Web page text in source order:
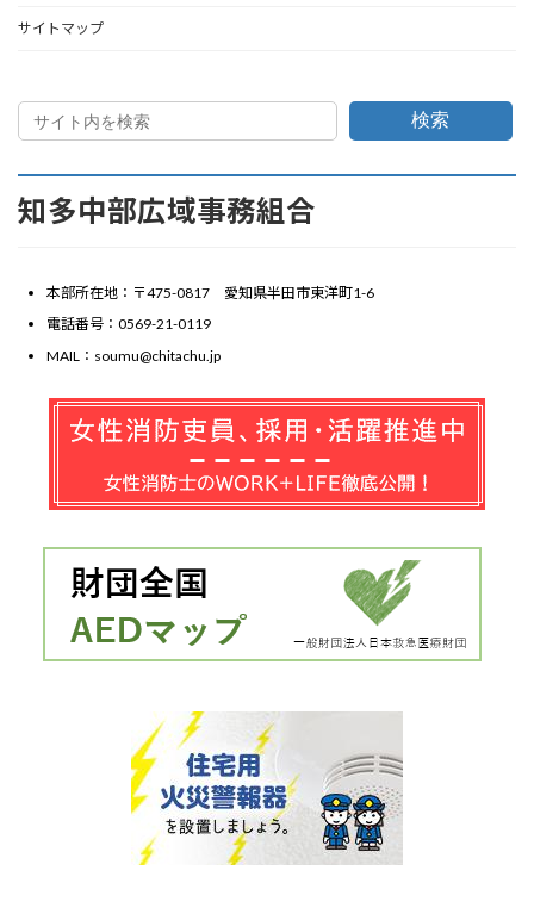
サイトマップ
検索
知多中部広域事務組合
本部所在地：〒475-0817 愛知県半田市東洋町1-6
電話番号：0569-21-0119
MAIL：soumu@chitachu.jp